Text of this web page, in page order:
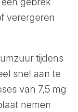
verergeren
tijdens
snel aan te
van 7,5 mg
nemen